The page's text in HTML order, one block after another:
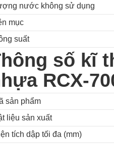
nước không sử dụng
mục
suất
số kĩ
RCX-
sản phẩm
liệu sản xuất
tích dập tối đa (mm)